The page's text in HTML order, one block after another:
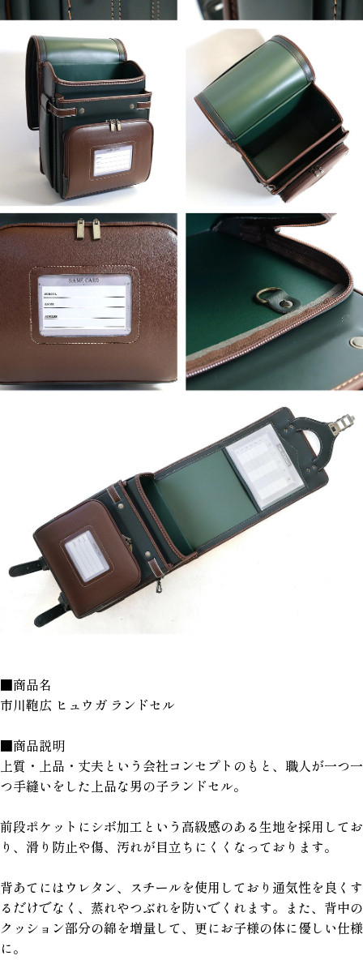
■商品名
市川鞄広 ヒュウガ ランドセル
■商品説明
上質・上品・丈夫という会社コンセプトのもと、職人が一つ一
つ手縫いをした上品な男の子ランドセル。
前段ポケットにシボ加工という高級感のある生地を採用してお
り、滑り防止や傷、汚れが目立ちにくくなっております。
背あてにはウレタン、スチールを使用しており通気性を良くす
るだけでなく、蒸れやつぶれを防いでくれます。また、背中の
クッション部分の綿を増量して、更にお子様の体に優しい仕様
に。